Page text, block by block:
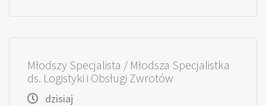
Młodszy Specjalista / Młodsza Specjalistka
ds. Logistyki i Obsługi Zwrotów
dzisiaj